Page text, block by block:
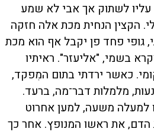
עליו לשתוק אך אבי לא שמע
הקצין הנחית מכת אלה חזקה
גופי פחד פן יקבל אף הוא מכת
בשמי, "אליעזר". ראיתיו
כאשר ירדתי בתום המִפקד,
מלמלות דבר־מה, ברעד.
למעלה משעה, למען אחרוט
הדם, את ראשו המנופץ. אחר כך